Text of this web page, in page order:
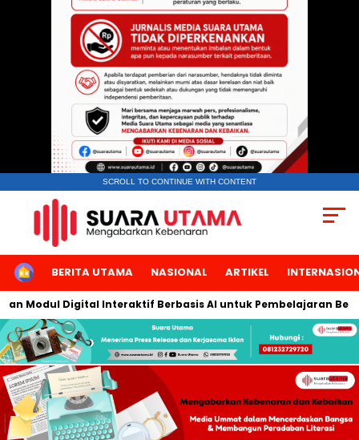
SCROLL TO CONTINUE WITH CONTENT
HOMEBERITA UTAMA NASIONAL ARTIKEL
Digital Interaktif Berbasis AI untuk Pembelajaran